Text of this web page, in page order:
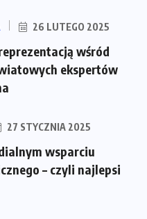
26 LUTEGO 2025
wśród
ekspertów
27 STYCZNIA 2025
wsparciu
– czyli najlepsi